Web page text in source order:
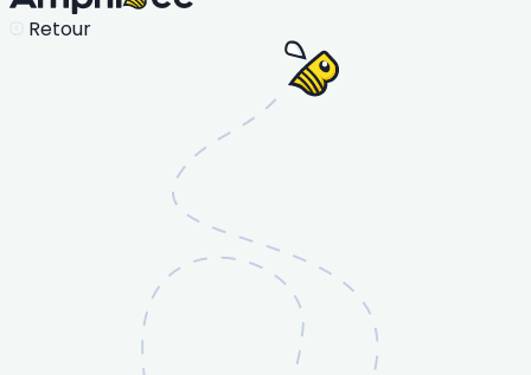
Retour